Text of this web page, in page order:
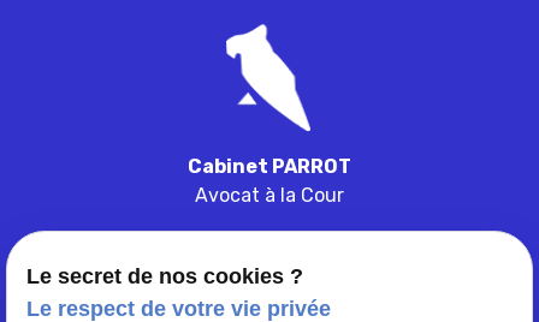
Cabinet PARROT
Avocat à la Cour
Le secret de nos cookies ?
Le respect de votre vie privée